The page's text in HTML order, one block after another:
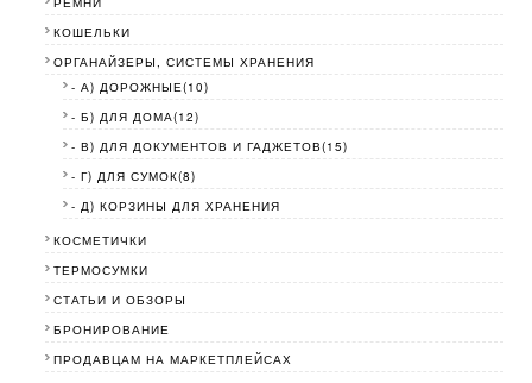
КОШЕЛЬКИ
ОРГАНАЙЗЕРЫ, СИСТЕМЫ ХРАНЕНИЯ
- А) ДОРОЖНЫЕ(10)
- Б) ДЛЯ ДОМА(12)
- В) ДЛЯ ДОКУМЕНТОВ И ГАДЖЕТОВ(15)
- Г) ДЛЯ СУМОК(8)
- Д) КОРЗИНЫ ДЛЯ ХРАНЕНИЯ
КОСМЕТИЧКИ
ТЕРМОСУМКИ
СТАТЬИ И ОБЗОРЫ
БРОНИРОВАНИЕ
ПРОДАВЦАМ НА МАРКЕТПЛЕЙСАХ